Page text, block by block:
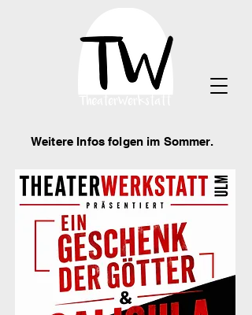
Weitere Infos folgen im Sommer.